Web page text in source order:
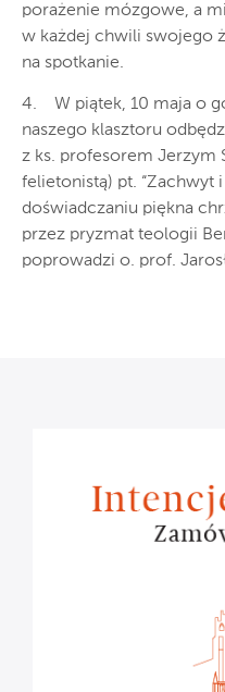
porażenie mózgowe, a
w każdej chwili swojego
na spotkanie.
4. W piątek, 10 maja o
naszego klasztoru
z ks. profesorem Jerzym
felietonistą) pt. “Zachwyt
doświadczaniu piękna
przez pryzmat teologii
poprowadzi o. prof.